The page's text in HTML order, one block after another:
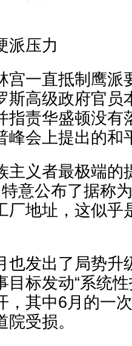
派压力
宫一直抵制鹰派
斯高级政府官员
指责华盛顿没有
峰会上提出的和
主义者最极端的
意公布了据称
厂地址，这似乎
也发出了局势升
标发动“系统
，其中6月的一
受损。